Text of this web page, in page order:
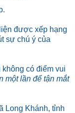
được xếp hạng
sự chú ý của
có điểm vui
một lần để tận mắt
Long Khánh, tỉnh